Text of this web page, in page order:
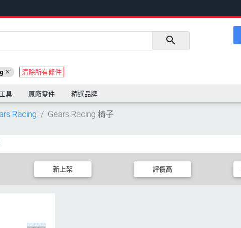
清除所有條件
具 原廠零件 精選品牌
Racing Gears Racing 椅子
新上架 評價高